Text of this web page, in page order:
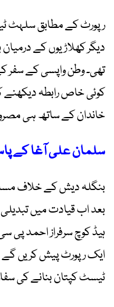
رپورٹ کے مطابق سلہٹ
دیگر کھلاڑیوں کے
تھی۔ وطن واپسی کے سفر
کوئی خاص رابطہ دیکھنے
خاندان کے ساتھ ہی
سلمان علی آغا کے
بنگلہ دیش کے خلاف
بعد اب قیادت میں
ہیڈ کوچ سرفراز احمد پی
ایک رپورٹ پیش کریں
ٹیسٹ کپتان بنانے کی